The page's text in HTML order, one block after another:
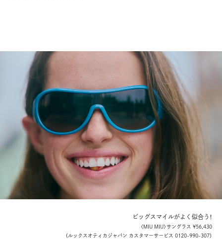
ビッグスマイルがよく似合う！
〈MIU MIU〉サングラス ¥56,430
（ルックスオティカジャパン カスタマーサービス 0120-990-307）